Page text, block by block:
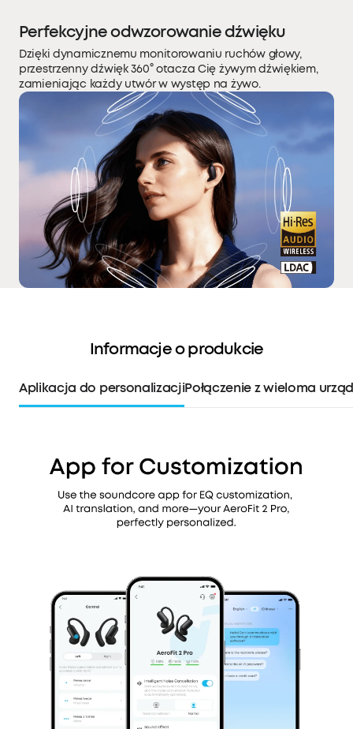
Perfekcyjne odwzorowanie dźwięku
Dzięki dynamicznemu monitorowaniu ruchów głowy,
przestrzenny dźwięk 360° otacza Cię żywym dźwiękiem,
zamieniając każdy utwór w występ na żywo.
Informacje o produkcie
Aplikacja do personalizacjiPołączenie z wieloma